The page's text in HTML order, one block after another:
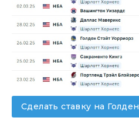
Сделать ставку на